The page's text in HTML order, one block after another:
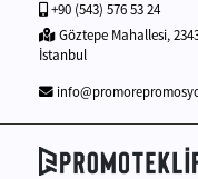
+90 (543) 576 53 24
Göztepe Mahallesi,
İstanbul